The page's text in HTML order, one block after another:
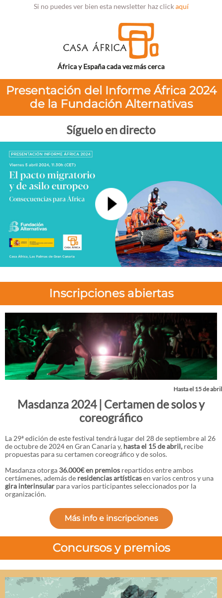
Si no puedes ver bien esta newsletter haz clickaquí
África y España cada vez más cerca
Presentación del Informe África 2024
de la Fundación Alternativas
Síguelo en directo
Inscripciones abiertas
Hasta el 15 de abril
Masdanza 2024 | Certamen de solos y
coreográfico
La 29ª edición de este festival tendrá lugar del 28 de septiembre al 26
de octubre de 2024 en Gran Canaria y, hasta el 15 de abril, recibe
propuestas para su certamen coreográfico y de solos.
Masdanza otorga 36.000€ en premios repartidos entre ambos
certámenes, además de residencias artísticasen varios centros y una
gira interinsular para varios participantes seleccionados por la
organización.
Más info e inscripciones
Concursos y premios